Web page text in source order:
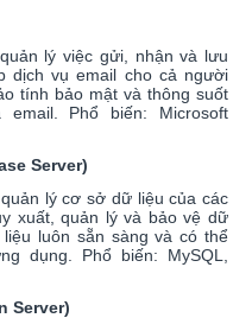
lý việc gửi, nhận và lưu
dịch vụ email cho cả người
tính bảo mật và thông suốt
Phổ biến: Microsoft
Server)
lý cơ sở dữ liệu của các
xuất, quản lý và bảo vệ dữ
luôn sẵn sàng và có thể
dụng. Phổ biến: MySQL,
Server)